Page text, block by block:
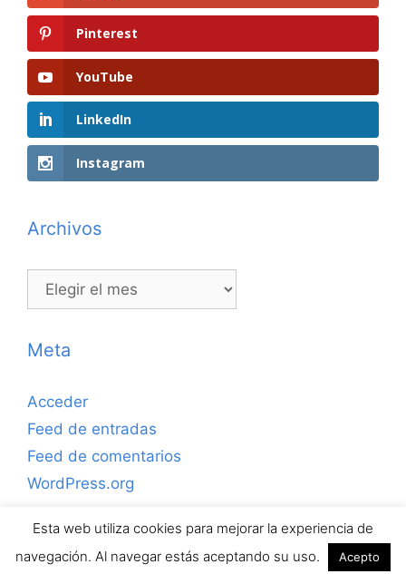
Pinterest
YouTube
LinkedIn
Instagram
Archivos
Archivos
Meta
Acceder
Feed de entradas
Feed de comentarios
WordPress.org
Copyrihgt © 2026 ejerciciosdefutbolsala.com por José
Esta web utiliza cookies para mejorar la experiencia de
navegación. Al navegar estás aceptando su uso.
Acepto